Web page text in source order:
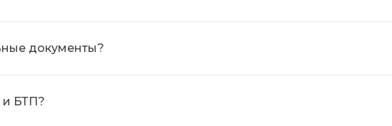
документы?
и БТП?